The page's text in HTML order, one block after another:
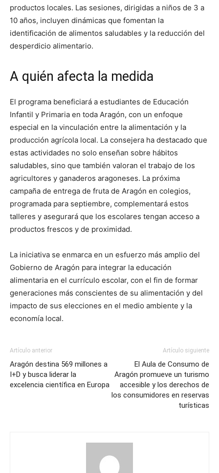
productos locales. Las sesiones, dirigidas a niños de 3 a
10 años, incluyen dinámicas que fomentan la
identificación de alimentos saludables y la reducción del
desperdicio alimentario.
A quién afecta la medida
El programa beneficiará a estudiantes de Educación
Infantil y Primaria en toda Aragón, con un enfoque
especial en la vinculación entre la alimentación y la
producción agrícola local. La consejera ha destacado que
estas actividades no solo enseñan sobre hábitos
saludables, sino que también valoran el trabajo de los
agricultores y ganaderos aragoneses. La próxima
campaña de entrega de fruta de Aragón en colegios,
programada para septiembre, complementará estos
talleres y asegurará que los escolares tengan acceso a
productos frescos y de proximidad.
La iniciativa se enmarca en un esfuerzo más amplio del
Gobierno de Aragón para integrar la educación
alimentaria en el currículo escolar, con el fin de formar
generaciones más conscientes de su alimentación y del
impacto de sus elecciones en el medio ambiente y la
economía local.
Artículo anterior
Aragón destina 569 millones a
I+D y busca liderar la
excelencia científica en Europa
Artículo siguiente
El Aula de Consumo de
Aragón promueve un turismo
accesible y los derechos de
los consumidores en reservas
turísticas